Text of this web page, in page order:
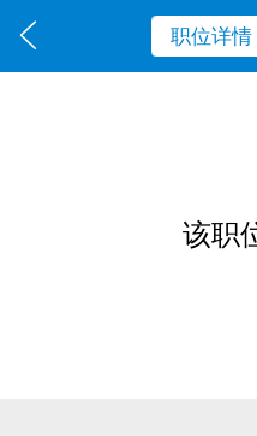
职位详情
该职